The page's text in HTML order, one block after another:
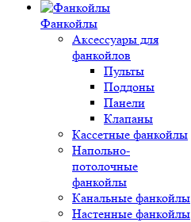
Фанкойлы
Аксессуары для
фанкойлов
Пульты
Поддоны
Панели
Клапаны
Кассетные фанкойлы
Напольно-
потолочные
фанкойлы
Канальные фанкойлы
Настенные фанкойлы